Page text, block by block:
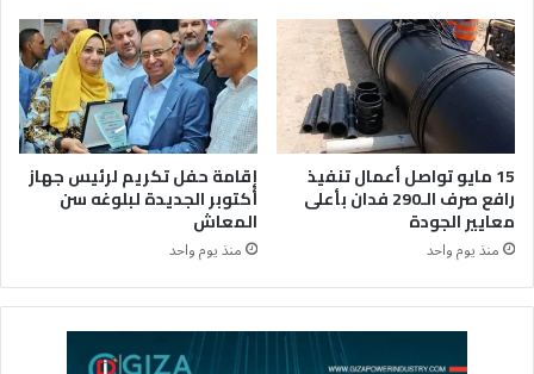
15 مايو تواصل أعمال تنفيذ
رافع صرف الـ290 فدان بأعلى
معايير الجودة
منذ يوم واحد
إقامة حفل تكريم لرئيس جهاز
أكتوبر الجديدة لبلوغه سن
المعاش
منذ يوم واحد